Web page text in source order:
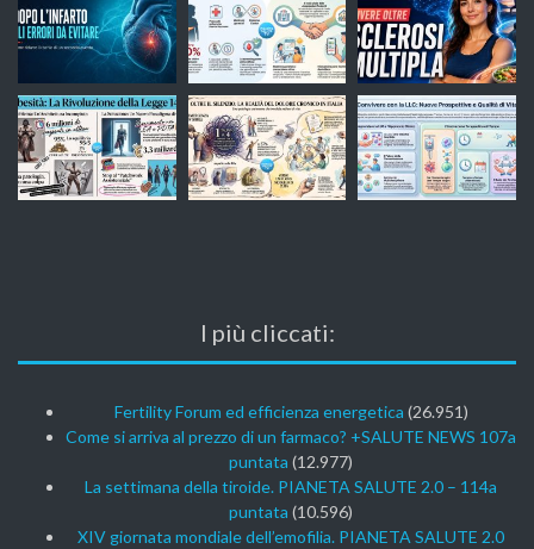
I più cliccati:
Fertility Forum ed efficienza energetica (26.951)
Come si arriva al prezzo di un farmaco? +SALUTE NEWS 107a
puntata (12.977)
La settimana della tiroide. PIANETA SALUTE 2.0 – 114a
puntata (10.596)
XIV giornata mondiale dell’emofilia. PIANETA SALUTE 2.0